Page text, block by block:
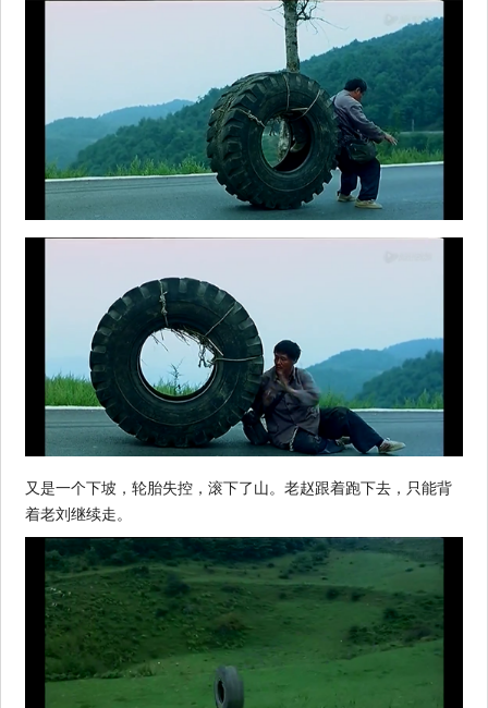
又是一个下坡，轮胎失控，滚下了山。老赵跟着跑下去，只能背
着老刘继续走。